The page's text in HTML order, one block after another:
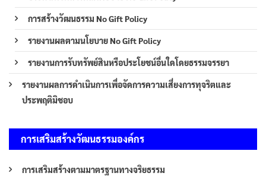
การสร้างวัฒนธรรม No Gift Policy
รายงานผลตามนโยบาย No Gift Policy
รายงานการรับทรัพย์สินหรือประโยชน์อื่นใดโดยธรรมจรรยา
รายงานผลการดำเนินการเพื่อจัดการความเสี่ยงการทุจริตและ
ประพฤติมิชอบ
การเสริมสร้างวัฒนธรรมองค์กร
การเสริมสร้างตามมาตรฐานทางจริยธรรม